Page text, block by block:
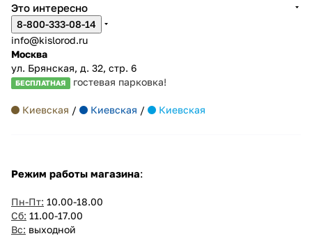
Это интересно
8-800-333-08-14
info@kislorod.ru
Москва
ул. Брянская, д. 32, стр. 6
БЕСПЛАТНАЯ гостевая парковка!
Киевская / Киевская / Киевская
Режим работы магазина:
Пн-Пт: 10.00-18.00
Сб: 11.00-17.00
Вс: выходной